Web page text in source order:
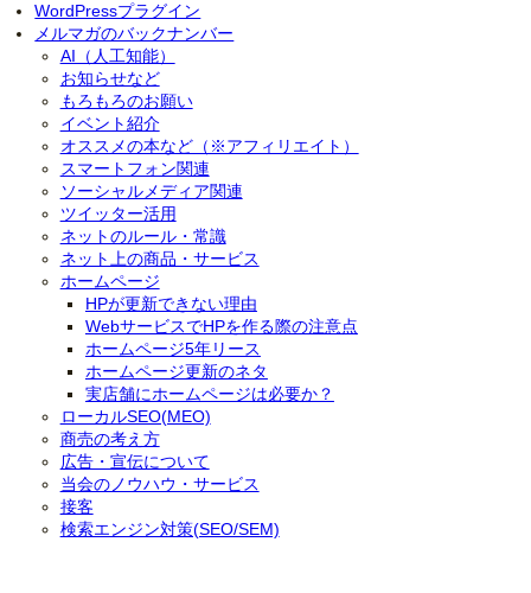
WordPressプラグイン
メルマガのバックナンバー
AI（人工知能）
お知らせなど
もろもろのお願い
イベント紹介
オススメの本など（※アフィリエイト）
スマートフォン関連
ソーシャルメディア関連
ツイッター活用
ネットのルール・常識
ネット上の商品・サービス
ホームページ
HPが更新できない理由
WebサービスでHPを作る際の注意点
ホームページ5年リース
ホームページ更新のネタ
実店舗にホームページは必要か？
ローカルSEO(MEO)
商売の考え方
広告・宣伝について
当会のノウハウ・サービス
接客
検索エンジン対策(SEO/SEM)